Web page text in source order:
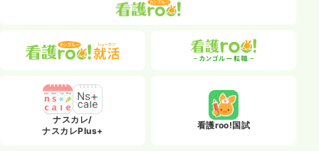
ナスカレ/
ナスカレPlus+
看護roo!国試